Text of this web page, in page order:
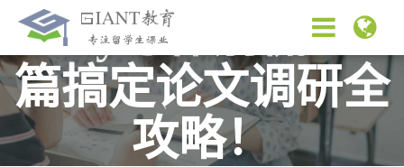
Essay写作别慌！一
篇搞定论文调研全
攻略！